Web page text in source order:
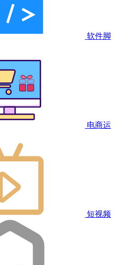
软件脚
电商运
短视频